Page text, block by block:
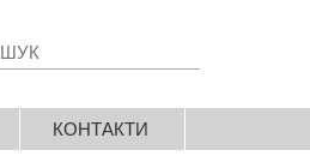
КОНТАКТИ